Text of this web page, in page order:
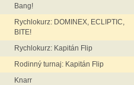
Bang!
Rychlokurz: DOMINEX, ECLIPTIC,
BITE!
Rychlokurz: Kapitán Flip
Rodinný turnaj: Kapitán Flip
Knarr